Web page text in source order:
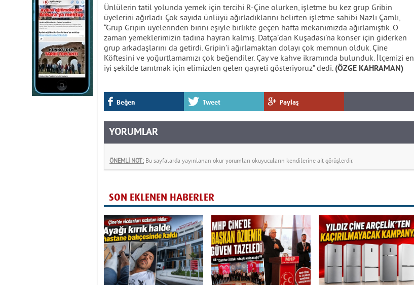
Ünlülerin tatil yolunda yemek için tercihi R-Çine olurken, işletme bu kez grup Gribin
üyelerini ağırladı. Çok sayıda ünlüyü ağırladıklarını belirten işletme sahibi Nazlı Çamlı,
“Grup Gripin üyelerinden birini eşiyle birlikte geçen hafta mekanımızda ağırlamıştık. O
zaman yemeklerimizin tadına hayran kalmış. Datça’dan Kuşadası’na konser için giderken
grup arkadaşlarını da getirdi. Gripin’i ağırlamaktan dolayı çok memnun olduk. Çine
Köftesini ve yoğurtlamamızı çok beğendiler. Çay ve kahve ikramında bulunduk. İlçemizi en
iyi şekilde tanıtmak için elimizden gelen gayreti gösteriyoruz” dedi. (ÖZGE KAHRAMAN)
Beğen Tweet Paylaş
YORUMLAR
ÖNEMLİ NOT: Bu sayfalarda yayınlanan okur yorumları okuyucuların kendilerine ait görüşlerdir.
SON EKLENEN HABERLER